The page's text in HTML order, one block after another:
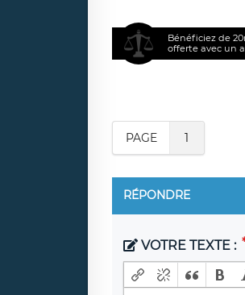
Bénéficiez de
offerte avec un
PAGE 1
RÉPONDRE
VOTRE TEXTE :